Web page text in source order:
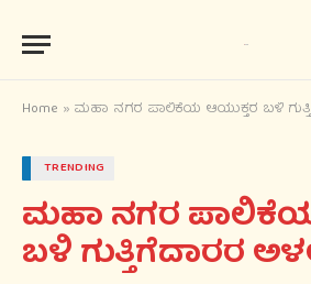
Home » ಮಹಾ ನಗರ ಪಾಲಿಕೆಯ ಆಯುಕ್ತರ ಬಳಿ
TRENDING
ಮಹಾ ನಗರ
ಬಳಿ ಗುತ್ತಿಗೆದಾರರ